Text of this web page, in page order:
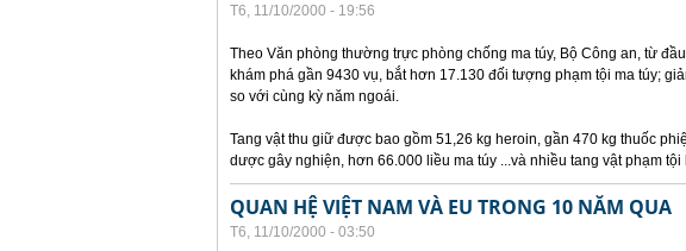
T6, 11/10/2000 - 19:56
Theo Văn phòng thường trực phòng chống ma túy, Bộ Công an, từ
khám phá gần 9430 vụ, bắt hơn 17.130 đối tượng phạm tội ma túy;
so với cùng kỳ năm ngoái.
Tang vật thu giữ được bao gồm 51,26 kg heroin, gần 470 kg thuốc
dược gây nghiện, hơn 66.000 liều ma túy ...và nhiều tang vật phạm tội
QUAN HỆ VIỆT NAM VÀ EU TRONG 10 NĂM QUA
T6, 11/10/2000 - 03:50